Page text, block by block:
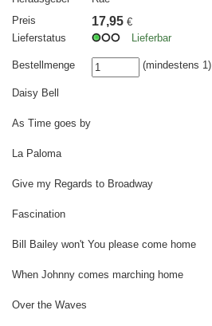
Preis
17,95 €
Lieferstatus
Lieferbar
Bestellmenge (mindestens 1)
Daisy Bell
As Time goes by
La Paloma
Give my Regards to Broadway
Fascination
Bill Bailey won't You please come home
When Johnny comes marching home
Over the Waves